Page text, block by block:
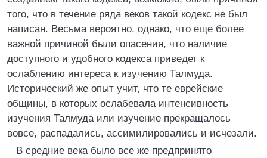
того, что в течение ряда веков такой кодекс не был
написан. Весьма вероятно, однако, что еще более
важной причиной были опасения, что наличие
доступного и удобного кодекса приведет к
ослаблению интереса к изучению Талмуда.
Исторический же опыт учит, что те еврейские
общины, в которых ослабевала интенсивность
изучения Талмуда или изучение прекращалось
вовсе, распадались, ассимилировались и исчезали.
В средние века было все же предпринято